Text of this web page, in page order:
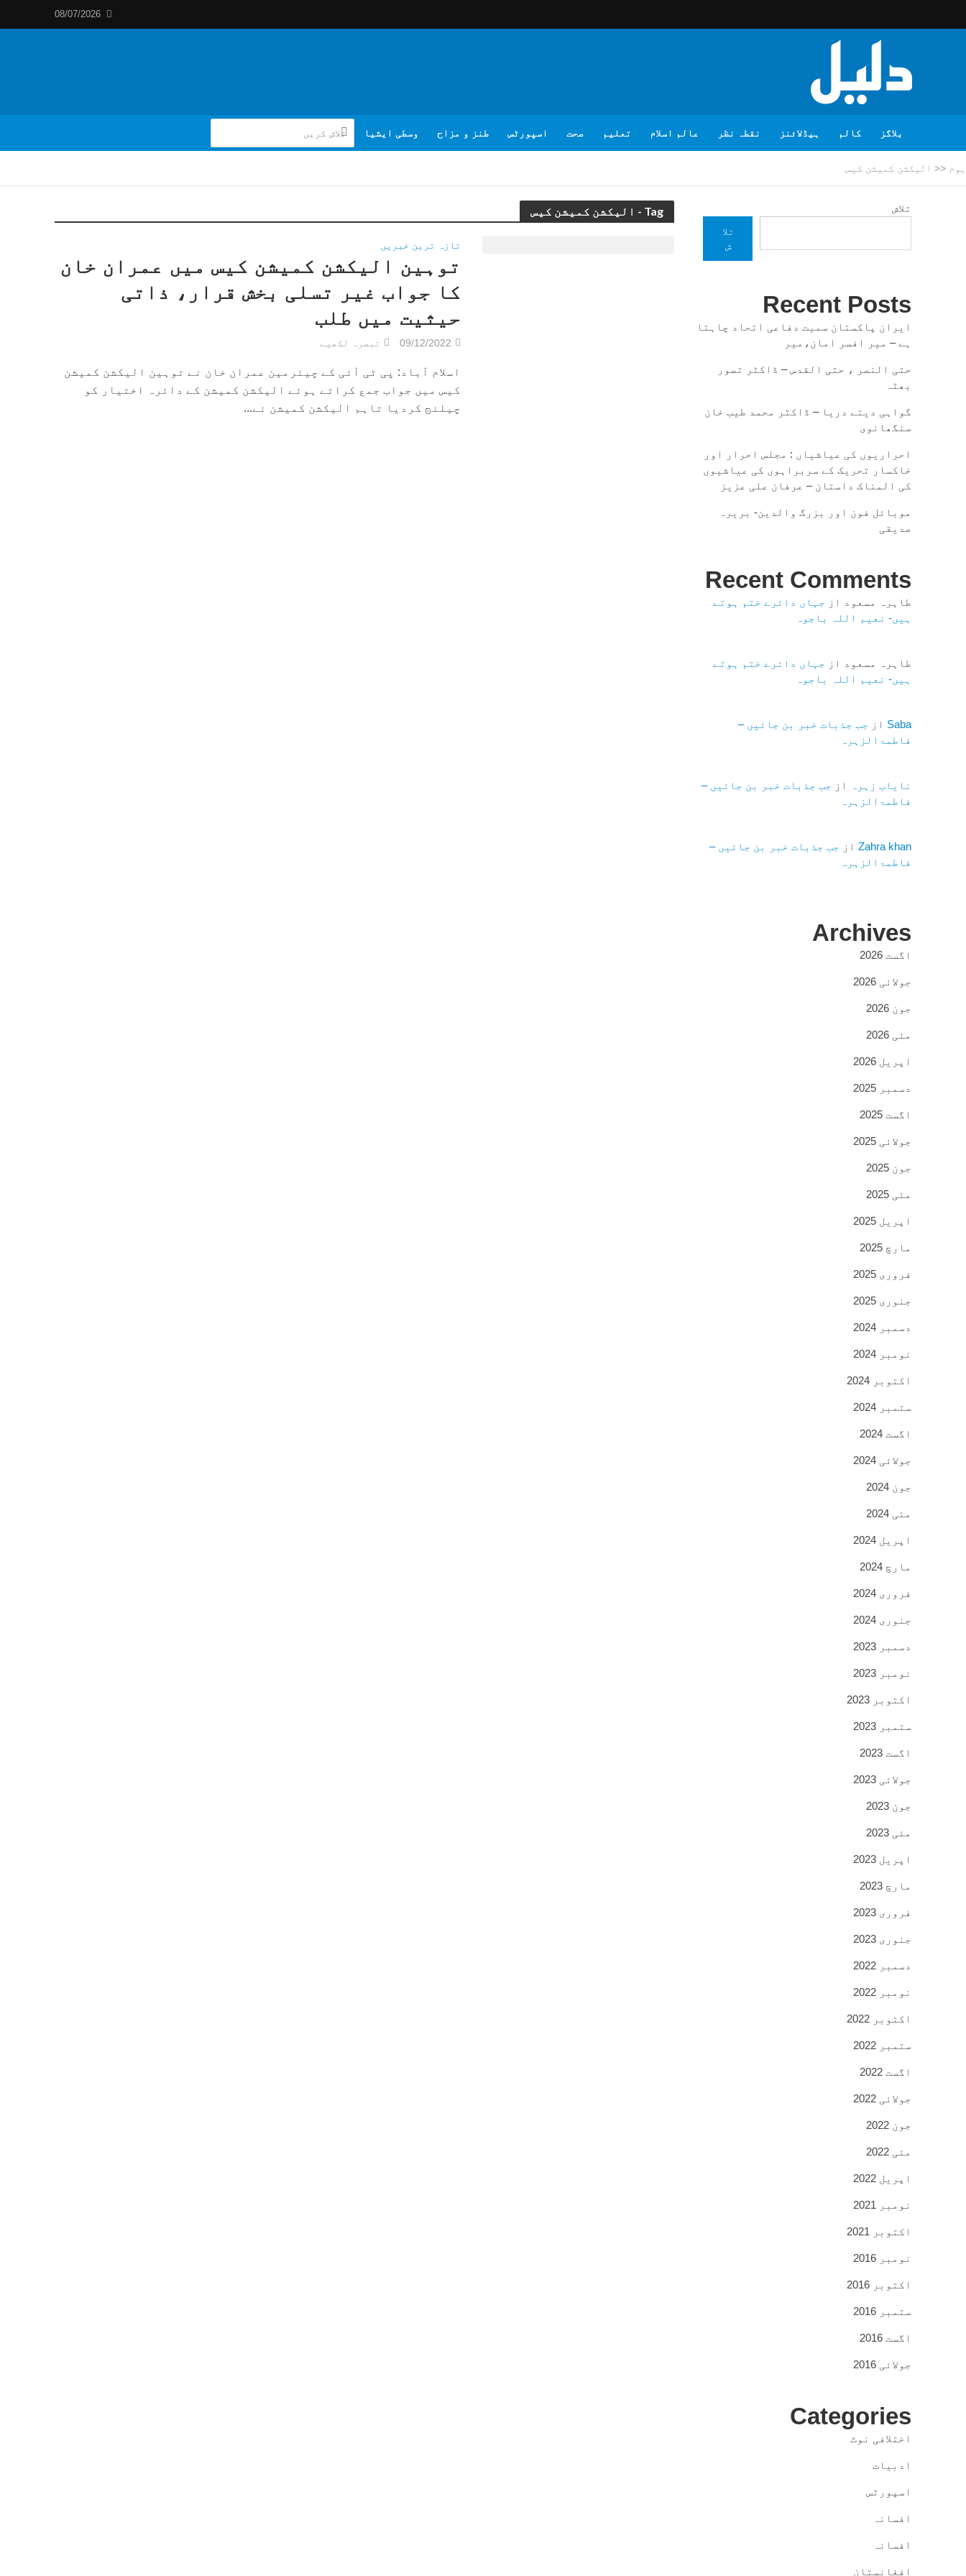
08/07/2026
بلاگز کالم ہیڈلائنز نقطہ نظر عالم اسلام تعلیم صحت اسپورٹس طنز و مزاح وسطی ایشیا
ہوم << الیکشن کمیشن کیس
Tag - الیکشن کمیشن کیس
تازہ ترین خبریں
توہین الیکشن کمیشن کیس میں عمران خان
کا جواب غیر تسلی بخش قرار، ذاتی
حیثیت میں طلب
09/12/2022 تبصرہ لکھیے
اسلام آباد: پی ٹی آئی کے چیئرمین عمران خان نے توہین الیکشن کمیشن
کیس میں جواب جمع کراتے ہوئے الیکشن کمیشن کے دائرہ اختیار کو
چیلنج کردیا تاہم الیکشن کمیشن نے...
تلاش
تلا
ش
Recent Posts
ایران پاکستان سمیت دفاعی اتحاد چاہتا
ہے – میر افسر امان،میر
حتی النصر ، حتی القدس – ڈاکٹر تصور
بھٹہ
گواہی دیتے دریا – ڈاکٹر محمد طیب خان
سنگھانوی
احراریوں کی عیاشیاں : مجلس احرار اور
خاکسار تحریک کے سربراہوں کی عیاشیوں
کی المناک داستان – عرفان علی عزیز
موبائل فون اور بزرگ والدین- بریرہ
صدیقی
Recent Comments
طاہرہ مسعود از جہاں دائرے ختم ہوتے
ہیں- نعیم اللہ باجوہ
طاہرہ مسعود از جہاں دائرے ختم ہوتے
ہیں- نعیم اللہ باجوہ
Saba از جب جذبات خبر بن جائیں –
فاطمۃالزہرہ
نایاب زہرہ از جب جذبات خبر بن جائیں –
فاطمۃالزہرہ
Zahra khanاز جب جذبات خبر بن جائیں –
فاطمۃالزہرہ
Archives
اگست 2026
جولائی 2026
جون 2026
مئی 2026
اپریل 2026
دسمبر 2025
اگست 2025
جولائی 2025
جون 2025
مئی 2025
اپریل 2025
مارچ 2025
فروری 2025
جنوری 2025
دسمبر 2024
نومبر 2024
اکتوبر 2024
ستمبر 2024
اگست 2024
جولائی 2024
جون 2024
مئی 2024
اپریل 2024
مارچ 2024
فروری 2024
جنوری 2024
دسمبر 2023
نومبر 2023
اکتوبر 2023
ستمبر 2023
اگست 2023
جولائی 2023
جون 2023
مئی 2023
اپریل 2023
مارچ 2023
فروری 2023
جنوری 2023
دسمبر 2022
نومبر 2022
اکتوبر 2022
ستمبر 2022
اگست 2022
جولائی 2022
جون 2022
مئی 2022
اپریل 2022
نومبر 2021
اکتوبر 2021
نومبر 2016
اکتوبر 2016
ستمبر 2016
اگست 2016
جولائی 2016
Categories
اختلافی نوٹ
ادبیات
اسپورٹس
افسانہ
افسانہ
افغانستان